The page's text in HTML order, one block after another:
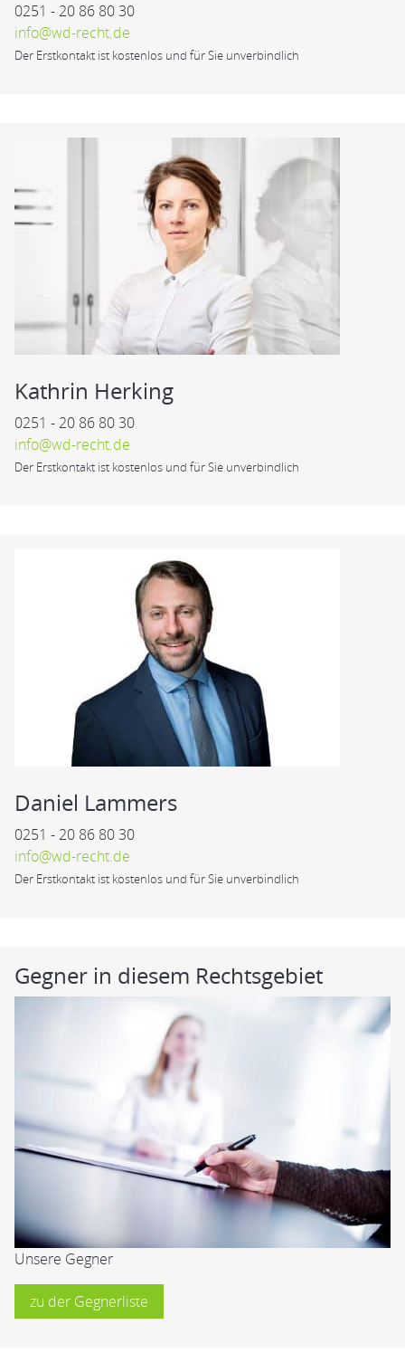
0251 - 20 86 80 30
info@wd-recht.de
Der Erstkontakt ist kostenlos und für Sie unverbindlich
Kathrin Herking
0251 - 20 86 80 30
info@wd-recht.de
Der Erstkontakt ist kostenlos und für Sie unverbindlich
Daniel Lammers
0251 - 20 86 80 30
info@wd-recht.de
Der Erstkontakt ist kostenlos und für Sie unverbindlich
Gegner in diesem Rechtsgebiet
Unsere Gegner
zu der Gegnerliste